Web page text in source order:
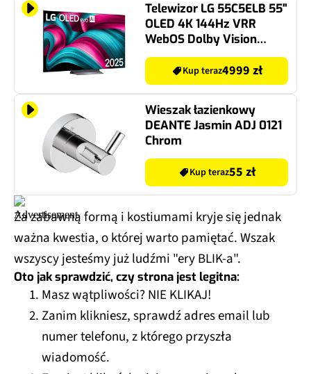
Telewizor LG 55C5ELB 55"
OLED 4K 144Hz VRR
WebOS Dolby Vision
Dolby Atmos HDMI 2.1
Model 2025/2026
Kup teraz4999 zł
Wieszak łazienkowy
DEANTE Jasmin ADJ 0121
Chrom
Kup teraz55 zł
Za zabawną formą i kostiumami kryje się jednak
ważna kwestia, o której warto pamiętać. Wszak
wszyscy jesteśmy już ludźmi "ery BLIK-a".
Oto jak sprawdzić, czy strona jest legitna:
Masz wątpliwości? NIE KLIKAJ!
Zanim klikniesz, sprawdź adres email lub
numer telefonu, z którego przyszła
wiadomość.